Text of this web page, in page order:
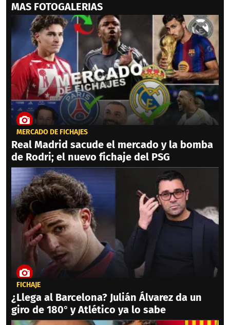
MAS FOTOGALERIAS
MERCADO DE FICHAJES
Real Madrid sacude el mercado y la bomba
de Rodri; el nuevo fichaje del PSG
FICHAJE
¿Llega al Barcelona? Julián Álvarez da un
giro de 180° y Atlético ya lo sabe